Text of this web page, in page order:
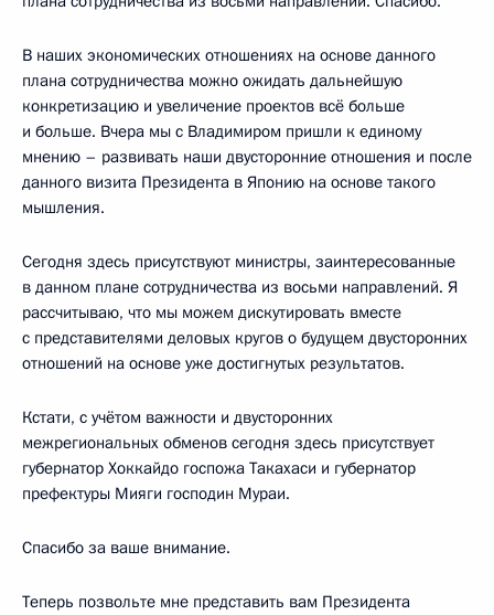
В наших экономических отношениях на основе данного
плана сотрудничества можно ожидать дальнейшую
конкретизацию и увеличение проектов всё больше
и больше. Вчера мы с Владимиром пришли к единому
мнению – развивать наши двусторонние отношения и после
данного визита Президента в Японию на основе такого
мышления.
Сегодня здесь присутствуют министры, заинтересованные
в данном плане сотрудничества из восьми направлений. Я
рассчитываю, что мы можем дискутировать вместе
с представителями деловых кругов о будущем двусторонних
отношений на основе уже достигнутых результатов.
Кстати, с учётом важности и двусторонних
межрегиональных обменов сегодня здесь присутствует
губернатор Хоккайдо госпожа Такахаси и губернатор
префектуры Мияги господин Мураи.
Спасибо за ваше внимание.
Теперь позвольте мне представить вам Президента